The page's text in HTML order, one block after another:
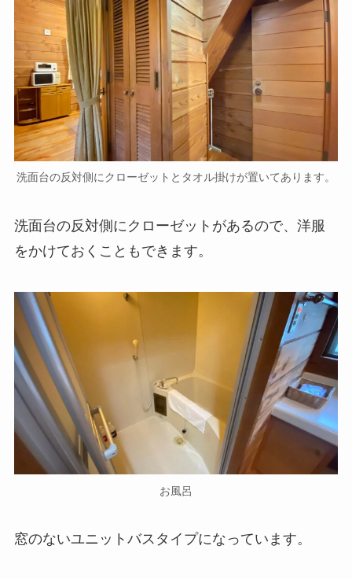
洗面台の反対側にクローゼットとタオル掛けが置いてあります。
洗面台の反対側にクローゼットがあるので、洋服
をかけておくこともできます。
お風呂
窓のないユニットバスタイプになっています。